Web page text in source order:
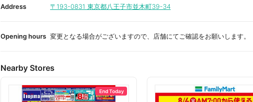
i
t
Address 〒193-0831 東京都八王子市並木町39-34
Opening hours 変更となる場合がございますので、店舗にてご確認をお願いします。
Nearby Stores
End Today